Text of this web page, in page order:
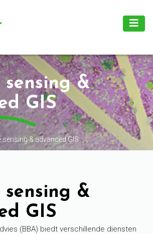
sensing &
GIS
sensing & advanced GIS
sensing &
GIS
(BBA) biedt verschillende diensten